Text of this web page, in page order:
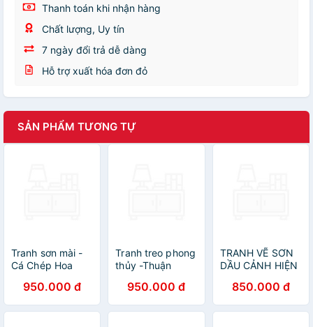
Thanh toán khi nhận hàng
Chất lượng, Uy tín
7 ngày đổi trả dễ dàng
Hỗ trợ xuất hóa đơn đỏ
SẢN PHẨM TƯƠNG TỰ
Tranh sơn mài -
Cá Chép Hoa
950.000 đ
Tranh treo phong
thủy -Thuận
950.000 đ
TRANH VẼ SƠN
DẦU CẢNH HIỆN
850.000 đ